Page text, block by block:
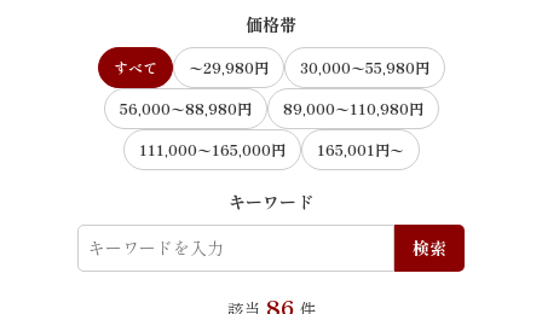
価格帯
すべて 〜29,980円
30,000〜55,980円
56,000〜88,980円
89,000〜110,980円
111,000〜165,000円
165,001円〜
キーワード
検索
該当 86件